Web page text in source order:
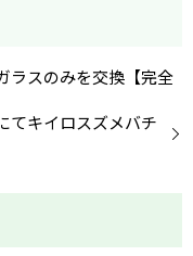
ラスのみを交換【完全
てキイロスズメバチ